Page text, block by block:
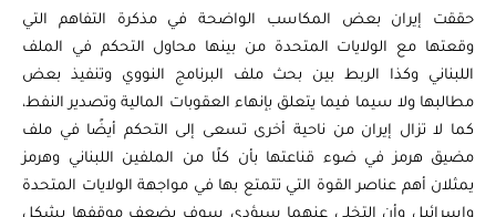
حققت إيران بعض المكاسب الواضحة في مذكرة التفاهم التي
وقعتها مع الولايات المتحدة من بينها محاول التحكم في الملف
اللبناني وكذا الربط بين بحث ملف البرنامج النووي وتنفيذ بعض
مطالبها ولا سيما فيما يتعلق بإنهاء العقوبات المالية وتصدير النفط،
كما لا تزال إيران من ناحية أخرى تسعى إلى التحكم أيضًا في ملف
مضيق هرمز في ضوء قناعتها بأن كلًا من الملفين اللبناني وهرمز
يمثلان أهم عناصر القوة التي تتمتع بها في مواجهة الولايات المتحدة